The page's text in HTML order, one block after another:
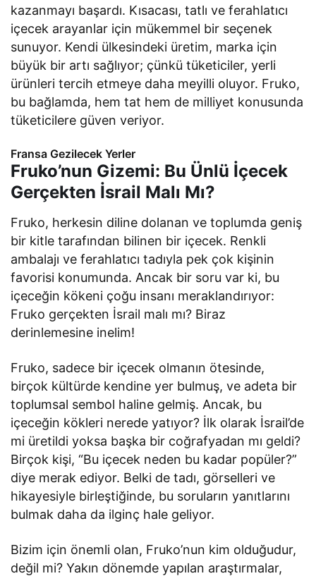
kazanmayı başardı. Kısacası, tatlı ve ferahlatıcı
içecek arayanlar için mükemmel bir seçenek
sunuyor. Kendi ülkesindeki üretim, marka için
büyük bir artı sağlıyor; çünkü tüketiciler, yerli
ürünleri tercih etmeye daha meyilli oluyor. Fruko,
bu bağlamda, hem tat hem de milliyet konusunda
tüketicilere güven veriyor.
Fransa Gezilecek Yerler
Fruko’nun Gizemi: Bu Ünlü İçecek
Gerçekten İsrail Malı Mı?
Fruko, herkesin diline dolanan ve toplumda geniş
bir kitle tarafından bilinen bir içecek. Renkli
ambalajı ve ferahlatıcı tadıyla pek çok kişinin
favorisi konumunda. Ancak bir soru var ki, bu
içeceğin kökeni çoğu insanı meraklandırıyor:
Fruko gerçekten İsrail malı mı? Biraz
derinlemesine inelim!
Fruko, sadece bir içecek olmanın ötesinde,
birçok kültürde kendine yer bulmuş, ve adeta bir
toplumsal sembol haline gelmiş. Ancak, bu
içeceğin kökleri nerede yatıyor? İlk olarak İsrail’de
mi üretildi yoksa başka bir coğrafyadan mı geldi?
Birçok kişi, “Bu içecek neden bu kadar popüler?”
diye merak ediyor. Belki de tadı, görselleri ve
hikayesiyle birleştiğinde, bu soruların yanıtlarını
bulmak daha da ilginç hale geliyor.
Bizim için önemli olan, Fruko’nun kim olduğudur,
değil mi? Yakın dönemde yapılan araştırmalar,